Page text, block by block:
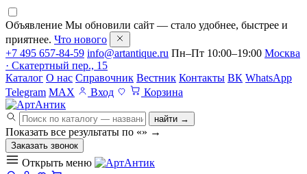
Объявление Мы обновили сайт — стало удобнее, быстрее и
приятнее. Что нового
+7 495 657-84-59 info@artantique.ru Пн–Пт 10:00–19:00 Москва
· Скатертный пер., 15
Каталог О нас Справочник Вестник Контакты ВК WhatsApp
Telegram MAX Вход Корзина
найти →
Показать все результаты по «» →
Заказать звонок
Открыть меню